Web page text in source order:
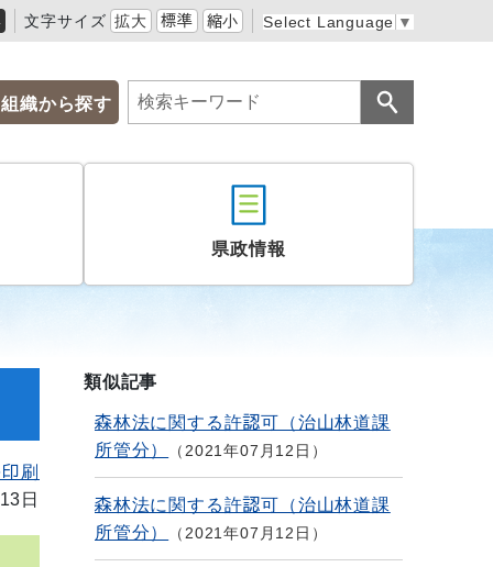
文字サイズ 拡大 標準 縮小 Select Language ▼
組織から探す
県政情報
刷
日
類似記事
森林法に関する許認可（治山林道課
所管分）
2021年07月12日
森林法に関する許認可（治山林道課
所管分）
2021年07月12日